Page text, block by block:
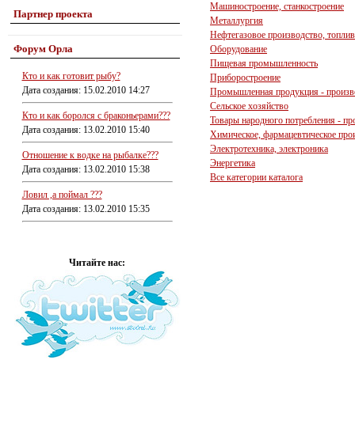
Партнер проекта
Форум Орла
Кто и как готовит рыбу?
Дата создания: 15.02.2010 14:27
Кто и как боролся с браконьерами???
Дата создания: 13.02.2010 15:40
Отношение к водке на рыбалке???
Дата создания: 13.02.2010 15:38
Ловил ,а поймал ???
Дата создания: 13.02.2010 15:35
Читайте нас:
Машиностроение, станкостроение
Металлургия
Нефтегазовое производство,
Оборудование
Пищевая промышленность
Приборостроение
Промышленная продукция -
Сельское хозяйство
Товары народного потребления -
Химическое, фармацевтическое
Электротехника, электроника
Энергетика
Все категории каталога